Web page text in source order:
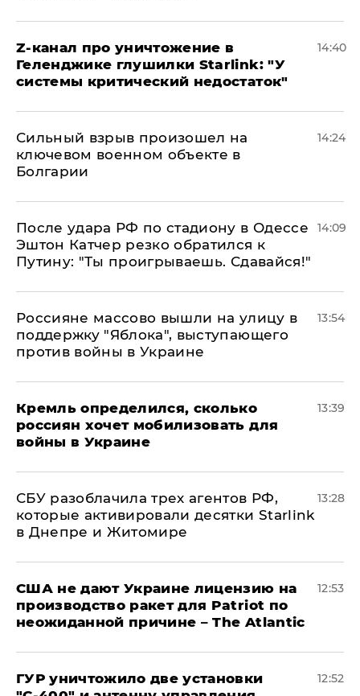
Z-канал про уничтожение в
Геленджике глушилки Starlink: "У
системы критический недостаток"
14:40
Сильный взрыв произошел на
ключевом военном объекте в
Болгарии
14:24
После удара РФ по стадиону в Одессе
Эштон Катчер резко обратился к
Путину: "Ты проигрываешь. Сдавайся!"
14:09
Россияне массово вышли на улицу в
поддержку "Яблока", выступающего
против войны в Украине
13:54
Кремль определился, сколько
россиян хочет мобилизовать для
войны в Украине
13:39
СБУ разоблачила трех агентов РФ,
которые активировали десятки Starlink
в Днепре и Житомире
13:28
США не дают Украине лицензию на
производство ракет для Patriot по
неожиданной причине – The Atlantic
12:53
ГУР уничтожило две установки
12:52